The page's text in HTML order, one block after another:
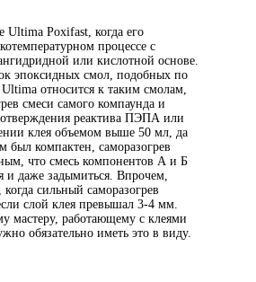
Ultima Poxifast, когда его
процессе с
или кислотной основе.
эпоксидных смол, подобных по
относится к таким смолам,
смеси самого компаунда и
реактива ПЭПА или
клея объемом выше 50 мл, да
был компактен, саморазогрев
что смесь компонентов А и Б
и даже задымиться. Впрочем,
сильный саморазогрев
слой клея превышал 3-4 мм.
мастеру, работающему с клеями
обязательно иметь это в виду.